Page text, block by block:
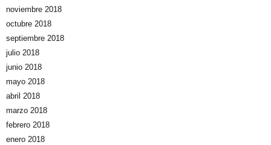
noviembre 2018
octubre 2018
septiembre 2018
julio 2018
junio 2018
mayo 2018
abril 2018
marzo 2018
febrero 2018
enero 2018